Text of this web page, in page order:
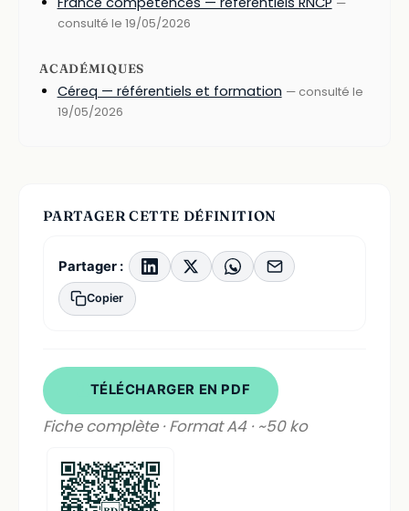
consulté le 19/05/2026
ACADÉMIQUES
Céreq — référentiels et formation — consulté le
19/05/2026
PARTAGER CETTE DÉFINITION
Partager :
Copier
TÉLÉCHARGER EN PDF
Fiche complète · Format A4 · ~50 ko